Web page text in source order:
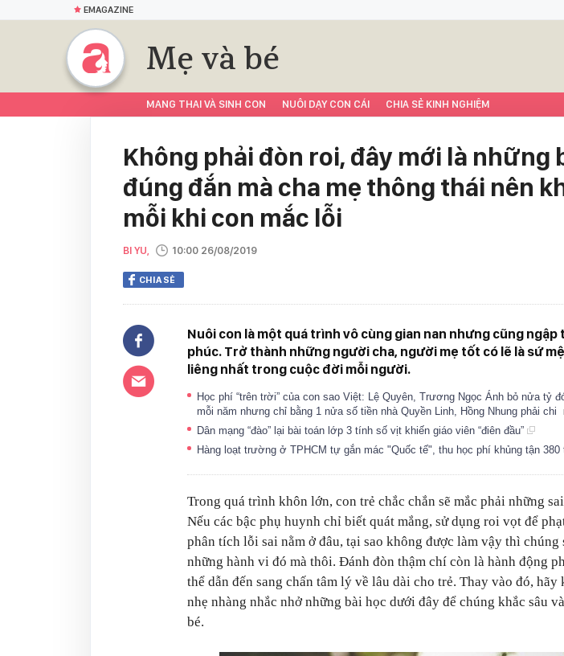
EMAGAZINE
Mẹ và bé
MANG THAI VÀ SINH CON NUÔI DẠY CON CÁI CHIA SẺ KINH NGHIỆM
Không phải đòn roi, đây mới là những
đúng đắn mà cha mẹ thông thái nên
mỗi khi con mắc lỗi
BI YU, 10:00 26/08/2019
CHIA SẺ
Nuôi con là một quá trình vô cùng gian nan nhưng cũng ngập
phúc. Trở thành những người cha, người mẹ tốt có lẽ là sứ
liêng nhất trong cuộc đời mỗi người.
Học phí “trên trời” của con sao Việt: Lệ Quyên, Trương Ngọc Ánh bỏ nửa tỷ
mỗi năm nhưng chỉ bằng 1 nửa số tiền nhà Quyền Linh, Hồng Nhung phải chi
Dân mạng “đào” lại bài toán lớp 3 tính số vịt khiến giáo viên “điên đầu”
Hàng loạt trường ở TPHCM tự gắn mác "Quốc tế", thu học phí khủng tận 380
Trong quá trình khôn lớn, con trẻ chắc chắn sẽ mắc phải những
Nếu các bậc phụ huynh chỉ biết quát mắng, sử dụng roi vọt để
phân tích lỗi sai nằm ở đâu, tại sao không được làm vậy thì chúng
những hành vi đó mà thôi. Đánh đòn thậm chí còn là hành động
thể dẫn đến sang chấn tâm lý về lâu dài cho trẻ. Thay vào đó, hãy
nhẹ nhàng nhắc nhở những bài học dưới đây để chúng khắc sâu
bé.